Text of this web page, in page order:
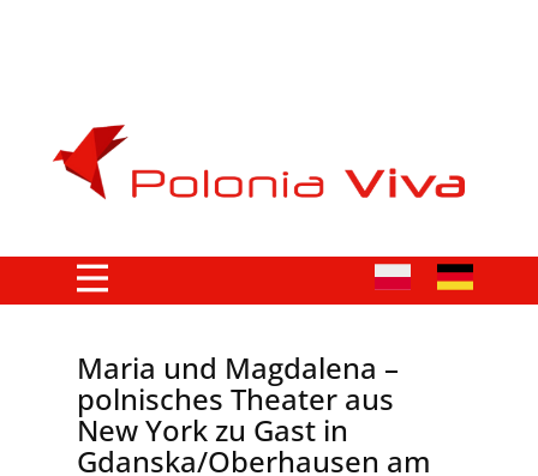
Maria und Magdalena –
polnisches Theater aus
New York zu Gast in
Gdanska/Oberhausen am